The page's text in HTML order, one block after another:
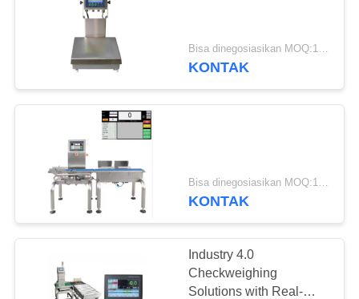
PRIVACY
POLICYTimbangan
Timbangan Lantai
Industri
Timbangan Platform
Bench
KONTAK
Bisa dinegosiasikan MOQ:1 set
KONTAK
Industry 4.0
Checkweighing
Solutions with Real-